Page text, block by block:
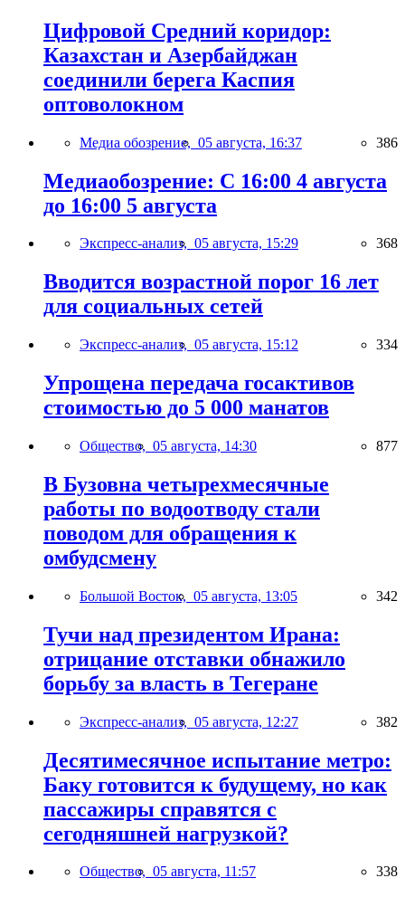
Цифровой Средний коридор:
Казахстан и Азербайджан
соединили берега Каспия
оптоволокном
Медиа обозрение, 05 августа, 16:37 386
Медиаобозрение: С 16:00 4 августа
до 16:00 5 августа
Экспресс-анализ, 05 августа, 15:29 368
Вводится возрастной порог 16 лет
для социальных сетей
Экспресс-анализ, 05 августа, 15:12 334
Упрощена передача госактивов
стоимостью до 5 000 манатов
Общество, 05 августа, 14:30 877
В Бузовна четырехмесячные
работы по водоотводу стали
поводом для обращения к
омбудсмену
Большой Восток, 05 августа, 13:05 342
Тучи над президентом Ирана:
отрицание отставки обнажило
борьбу за власть в Тегеране
Экспресс-анализ, 05 августа, 12:27 382
Десятимесячное испытание метро:
Баку готовится к будущему, но как
пассажиры справятся с
сегодняшней нагрузкой?
Общество, 05 августа, 11:57 338